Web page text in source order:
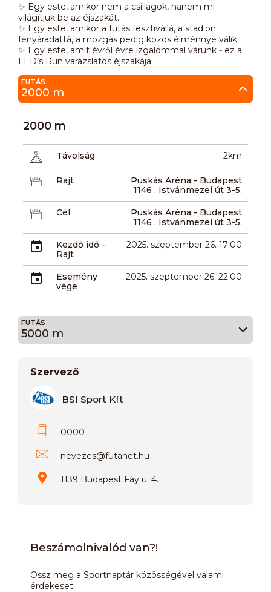
✨ Egy este, amikor nem a csillagok, hanem mi
világítjuk be az éjszakát.
✨ Egy este, amikor a futás fesztivállá, a stadion
fényáradattá, a mozgás pedig közös élménnyé válik.
✨ Egy este, amit évről évre izgalommal várunk - ez a
LED’s Run varázslatos éjszakája.
FUTÁS
2000 m
2000 m
Távolság 2km
Rajt
Puskás Aréna - Budapest
1146 , Istvánmezei út 3-5.
Cél
Puskás Aréna - Budapest
1146 , Istvánmezei út 3-5.
Kezdő idő -
Rajt
2025. szeptember 26. 17:00
Esemény
vége
2025. szeptember 26. 22:00
FUTÁS
5000 m
Szervező
BSI Sport Kft
0000
nevezes@futanet.hu
1139 Budapest Fáy u. 4.
Beszámolnivalód van?!
Ossz meg a Sportnaptár közösségével valami
érdekeset